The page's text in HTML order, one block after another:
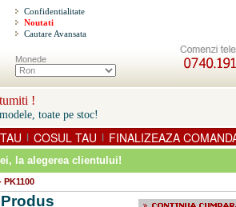
Confidentialitate
Noutati
Cautare Avansata
Monede
!
toate pe stoc!
| COSUL TAU | FINALIZEAZA
, la alegerea clientului!